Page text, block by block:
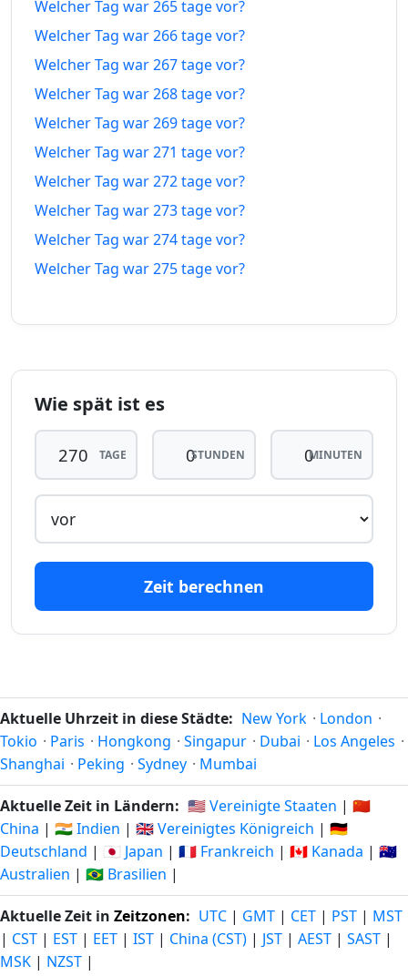
tage vor
tage in
264
tage vor
17.11.25
tage in
265
16.11.25
265
266
tage vor
15.11.25
266
tage in
267
tage vor
14.11.25
267
tage in
tage vor
tage in
12.11.25 04.05.27
270
tage
11.11.25
270
tage
05.05.27
tage vor
09.11.25
tage in
273
273
274
tage vor
274
tage in
275
06.11.25
275
276
tage vor
05.11.25
276
tage in
11.05.27
277
04.11.25 12.05.27
278
tage vor
03.11.25
278
13.05.27
Welcher Tag war 265 tage vor?
Welcher Tag war 266 tage vor?
Welcher Tag war 267 tage vor?
Welcher Tag war 268 tage vor?
Welcher Tag war 269 tage vor?
Welcher Tag war 271 tage vor?
Welcher Tag war 272 tage vor?
Welcher Tag war 273 tage vor?
Welcher Tag war 274 tage vor?
Welcher Tag war 275 tage vor?
Wie spät ist es
TAGE STUNDEN MINUTEN
Zeit berechnen
Aktuelle Uhrzeit in diese Städte: New York · London ·
Tokio · Paris · Hongkong · Singapur · Dubai · Los Angeles ·
Shanghai · Peking · Sydney · Mumbai
Aktuelle Zeit in Ländern: 🇺🇸 Vereinigte Staaten | 🇨🇳
China | 🇮🇳 Indien | 🇬🇧 Vereinigtes Königreich | 🇩🇪
Deutschland | 🇯🇵 Japan | 🇫🇷 Frankreich | 🇨🇦 Kanada | 🇦🇺
Australien | 🇧🇷 Brasilien |
Aktuelle Zeit in Zeitzonen: UTC | GMT | CET | PST | MST
| CST | EST | EET | IST | China (CST) | JST | AEST | SAST |
MSK | NZST |